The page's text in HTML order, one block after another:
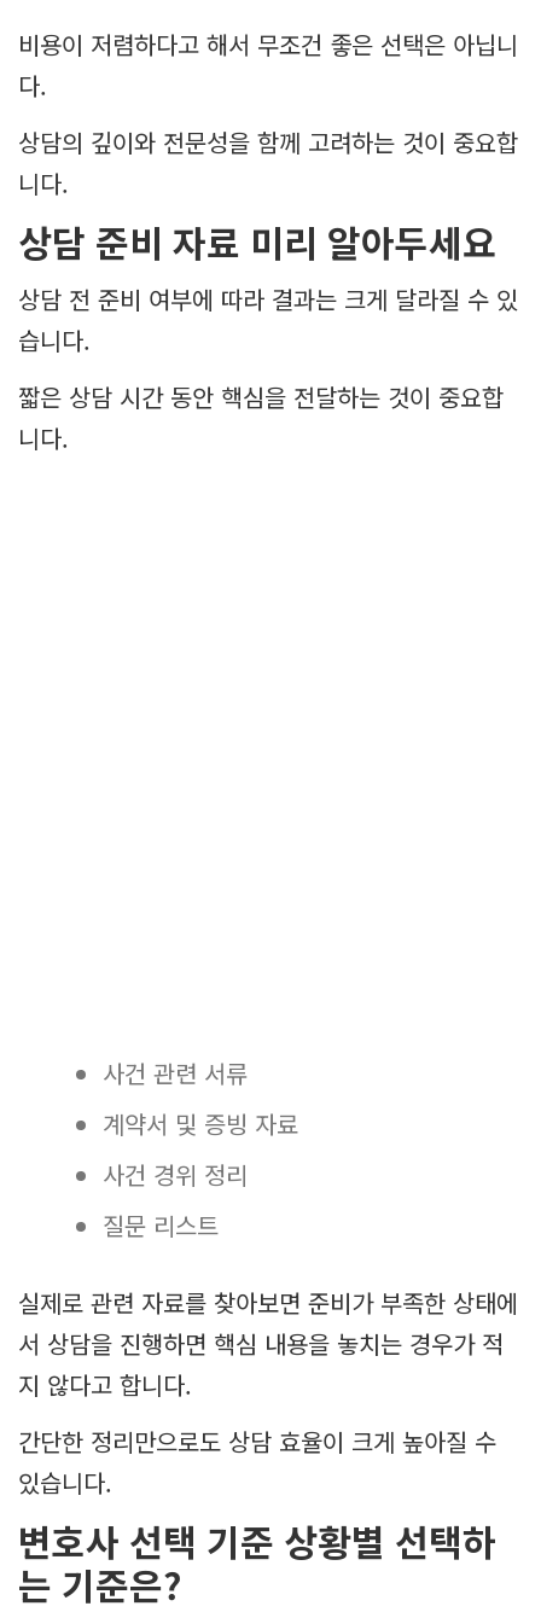
비용이 저렴하다고 해서 무조건 좋은 선택은 아닙니
다.
상담의 깊이와 전문성을 함께 고려하는 것이 중요합
니다.
상담 준비 자료 미리 알아두세요
상담 전 준비 여부에 따라 결과는 크게 달라질 수 있
습니다.
짧은 상담 시간 동안 핵심을 전달하는 것이 중요합
니다.
사건 관련 서류
계약서 및 증빙 자료
사건 경위 정리
질문 리스트
실제로 관련 자료를 찾아보면 준비가 부족한 상태에
서 상담을 진행하면 핵심 내용을 놓치는 경우가 적
지 않다고 합니다.
간단한 정리만으로도 상담 효율이 크게 높아질 수
있습니다.
변호사 선택 기준 상황별 선택하
는 기준은?